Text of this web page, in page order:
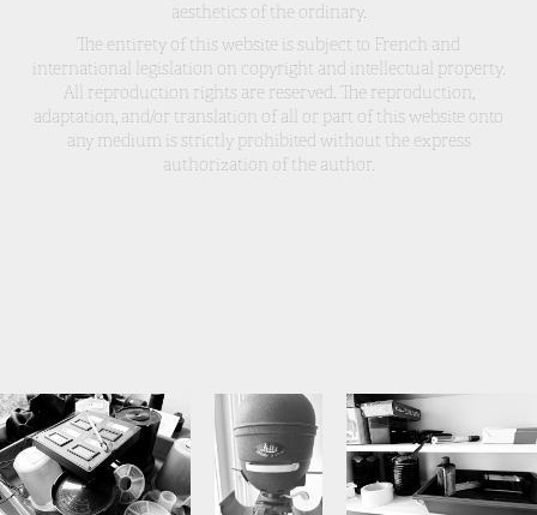
aesthetics of the ordinary.
The entirety of this website is subject to French and
international legislation on copyright and intellectual property.
All reproduction rights are reserved. The reproduction,
adaptation, and/or translation of all or part of this website onto
any medium is strictly prohibited without the express
authorization of the author.